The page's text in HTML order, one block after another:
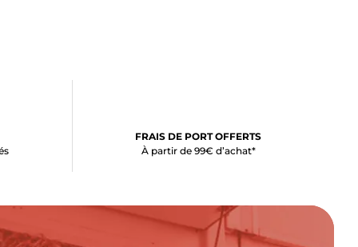
FRAIS DE PORT OFFERTS
À partir de 99€ d’achat*